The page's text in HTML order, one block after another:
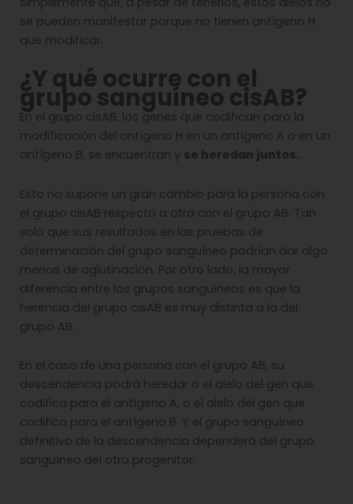
se pueden manifestar porque no tienen antígeno H
que modificar.
¿Y qué ocurre con el
grupo sanguíneo cisAB?
En el grupo cisAB, los genes que codifican para la
modificación del antígeno H en un antígeno A o en un
antígeno B, se encuentran y se heredan juntos.
Esto no supone un gran cambio para la persona con
el grupo cisAB respecto a otra con el grupo AB. Tan
solo que sus resultados en las pruebas de
determinación del grupo sanguíneo podrían dar algo
menos de aglutinación. Por otro lado, la mayor
diferencia entre los grupos sanguíneos es que la
herencia del grupo cisAB es muy distinta a la del
grupo AB.
En el caso de una persona con el grupo AB, su
descendencia podrá heredar o el alelo del gen que
codifica para el antígeno A, o el alelo del gen que
codifica para el antígeno B. Y el grupo sanguíneo
definitivo de la descendencia dependerá del grupo
sanguíneo del otro progenitor.